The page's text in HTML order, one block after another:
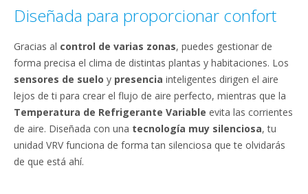
Diseñada para proporcionar confort
Gracias al control de varias zonas, puedes gestionar de
forma precisa el clima de distintas plantas y habitaciones. Los
sensores de suelo y presencia inteligentes dirigen el aire
lejos de ti para crear el flujo de aire perfecto, mientras que la
Temperatura de Refrigerante Variable evita las corrientes
de aire. Diseñada con una tecnología muy silenciosa, tu
unidad VRV funciona de forma tan silenciosa que te olvidarás
de que está ahí.